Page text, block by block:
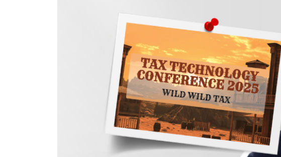
Porträt der Autoren vor
der Tax Technology Conference
BILD: @TAX-TECHNOLOGY-